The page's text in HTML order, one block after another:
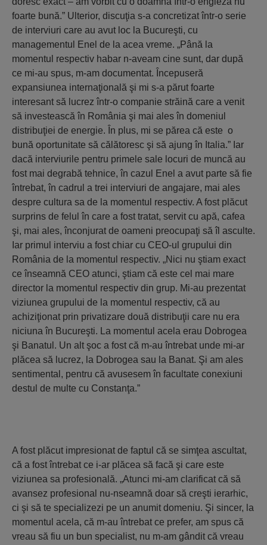
foarte bună.” Ulterior, discuţia s-a concretizat într-o serie
de interviuri care au avut loc la Bucureşti, cu
managementul Enel de la acea vreme. „Până la
momentul respectiv habar n-aveam cine sunt, dar după
ce mi-au spus, m-am documentat. Începuseră
expansiunea internaţională şi mi s-a părut foarte
interesant să lucrez într-o companie străină care a venit
să investească în România şi mai ales în domeniul
distribuţiei de energie. În plus, mi se părea că este o
bună oportunitate să călătoresc şi să ajung în Italia.” Iar
dacă interviurile pentru primele sale locuri de muncă au
fost mai degrabă tehnice, în cazul Enel a avut parte să fie
întrebat, în cadrul a trei interviuri de angajare, mai ales
despre cultura sa de la momentul respectiv. A fost plăcut
surprins de felul în care a fost tratat, servit cu apă, cafea
şi, mai ales, înconjurat de oameni preocupaţi să îl asculte.
Iar primul interviu a fost chiar cu CEO-ul grupului din
România de la momentul respectiv. „Nici nu ştiam exact
ce înseamnă CEO atunci, ştiam că este cel mai mare
director la momentul respectiv din grup. Mi-au prezentat
viziunea grupului de la momentul respectiv, că au
achiziţionat prin privatizare două distribuţii care nu era
niciuna în Bucureşti. La momentul acela erau Dobrogea
şi Banatul. Un alt şoc a fost că m-au întrebat unde mi-ar
plăcea să lucrez, la Dobrogea sau la Banat. Şi am ales
sentimental, pentru că avusesem în facultate conexiuni
destul de multe cu Constanţa.”
A fost plăcut impresionat de faptul că se simţea ascultat,
că a fost întrebat ce i-ar plăcea să facă şi care este
viziunea sa profesională. „Atunci mi-am clarificat că să
avansez profesional nu-nseamnă doar să creşti ierarhic,
ci şi să te specializezi pe un anumit domeniu. Şi sincer, la
momentul acela, că m-au întrebat ce prefer, am spus că
vreau să fiu un bun specialist, nu m-am gândit că vreau